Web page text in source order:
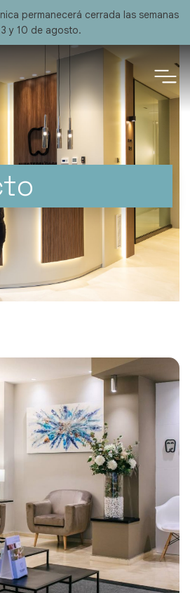
permanecerá cerrada las semanas
y 10 de agosto.